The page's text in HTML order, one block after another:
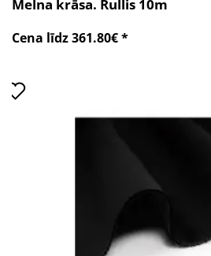
Melna krāsa. Rullis 10m
Cena līdz 361.80€ *